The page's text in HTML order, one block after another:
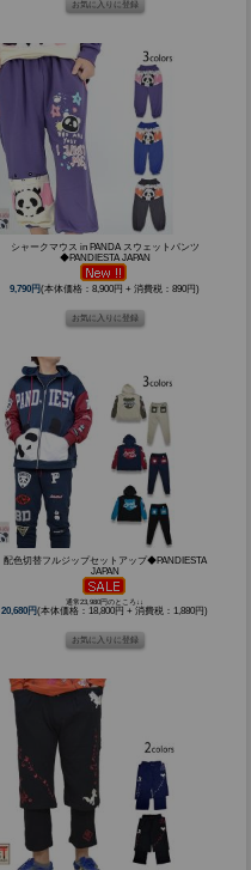
シャークマウス in PANDA スウェットパンツ
◆PANDIESTA JAPAN
9,790円(本体価格：8,900円 + 消費税：890円)
配色切替フルジップセットアップ◆PANDIESTA
JAPAN
通常23,980円のところ↓↓
20,680円(本体価格：18,800円 + 消費税：1,880円)